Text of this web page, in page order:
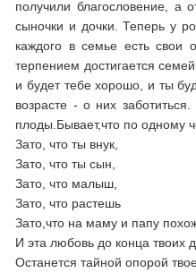
получили благословение, а
сыночки и дочки. Теперь у
каждого в семье есть
терпением достигается
и будет тебе хорошо, и ты
возрасте - о них
плоды.Бывает,что по одному
Зато, что ты внук,
Зато, что ты сын,
Зато, что малыш,
Зато, что растешь
Зато,что на маму и папу
И эта любовь до конца твоих
Останется тайной опорой